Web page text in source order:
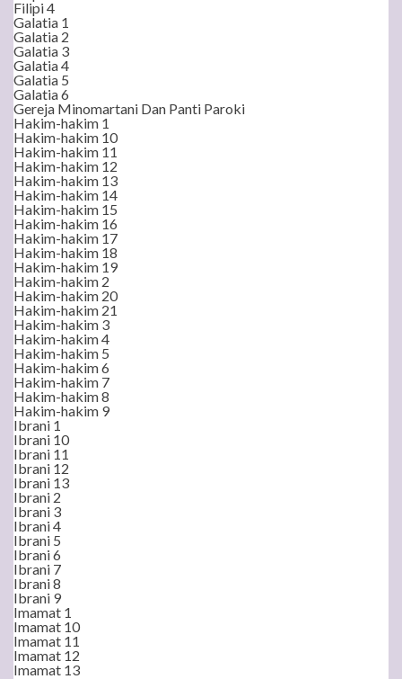
Filipi 4
Galatia 1
Galatia 2
Galatia 3
Galatia 4
Galatia 5
Galatia 6
Gereja Minomartani Dan Panti Paroki
Hakim-hakim 1
Hakim-hakim 10
Hakim-hakim 11
Hakim-hakim 12
Hakim-hakim 13
Hakim-hakim 14
Hakim-hakim 15
Hakim-hakim 16
Hakim-hakim 17
Hakim-hakim 18
Hakim-hakim 19
Hakim-hakim 2
Hakim-hakim 20
Hakim-hakim 21
Hakim-hakim 3
Hakim-hakim 4
Hakim-hakim 5
Hakim-hakim 6
Hakim-hakim 7
Hakim-hakim 8
Hakim-hakim 9
Ibrani 1
Ibrani 10
Ibrani 11
Ibrani 12
Ibrani 13
Ibrani 2
Ibrani 3
Ibrani 4
Ibrani 5
Ibrani 6
Ibrani 7
Ibrani 8
Ibrani 9
Imamat 1
Imamat 10
Imamat 11
Imamat 12
Imamat 13